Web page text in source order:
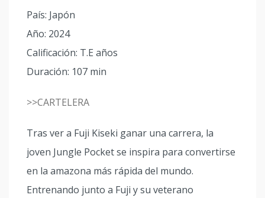
País: Japón
Año: 2024
Calificación: T.E años
Duración: 107 min
>>CARTELERA
Tras ver a Fuji Kiseki ganar una carrera, la
joven Jungle Pocket se inspira para convertirse
en la amazona más rápida del mundo.
Entrenando junto a Fuji y su veterano